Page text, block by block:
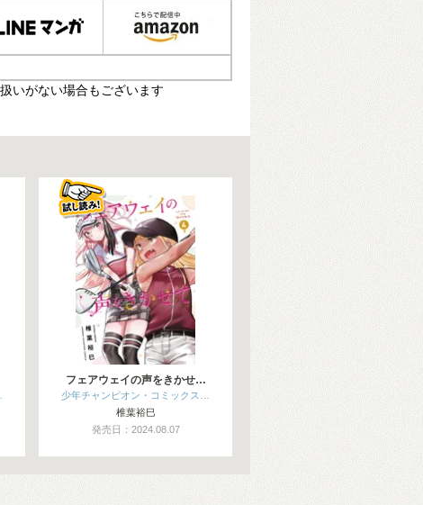
いがない場合もございます
フェアウェイの声をきかせ…
少年チャンピオン・コミックス…
椎葉裕巳
発売日：2024.08.07